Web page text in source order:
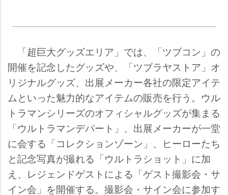
「超巨大グッズエリア」では、「ツブコン」の
開催を記念したグッズや、「ツブラヤストア」オ
リジナルグッズ、出展メーカー各社の限定アイテ
ムといった魅力的なアイテムの販売を行う。ウル
トラマンシリーズのオフィシャルグッズが集まる
「ウルトラマンデパート」、出展メーカーが一堂
に会する「コレクションゾーン」、ヒーローたち
と記念写真が撮れる「ウルトラショット」に加
え、レジェンドゲストによる「ゲスト撮影会・サ
イン会」を開催する。撮影会・サイン会に参加す